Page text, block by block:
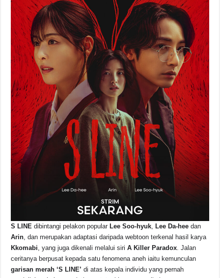
S LINE dibintangi pelakon popular Lee Soo-hyuk, Lee Da-hee dan
Arin, dan merupakan adaptasi daripada webtoon terkenal hasil karya
Kkomabi, yang juga dikenali melalui siriA Killer Paradox. Jalan
ceritanya berpusat kepada satu fenomena aneh iaitu kemunculan
garisan merah ‘S LINE’ di atas kepala individu yang pernah